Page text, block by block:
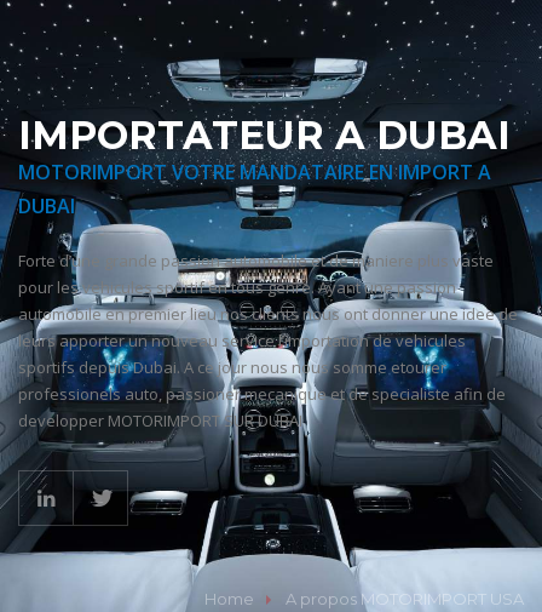
IMPORTATEUR A DUBAI
MOTORIMPORT VOTRE MANDATAIRE EN IMPORT A
DUBAI
Forte d’une grande passion automobile et de maniere plus vaste
pour les vehicules sportif en tous genre. Ayant une passion
automobile en premier lieu nos clients nous ont donner une idee de
leurs apporter un nouveau service l’importation de vehicules
sportifs depuis Dubai. A ce jour nous nous somme etourer
professionels auto, passioner mecanique et de specialiste afin de
developper MOTORIMPORT SUR DUBAI
Home A propos MOTORIMPORT USA